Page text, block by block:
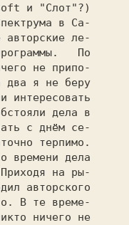
и "Слот"?)
в Са-
авторские ле-
По
не припо-
два я не беру
интересовать
дела в
с днём се-
на ры-
авторского
В те време-
ничего не